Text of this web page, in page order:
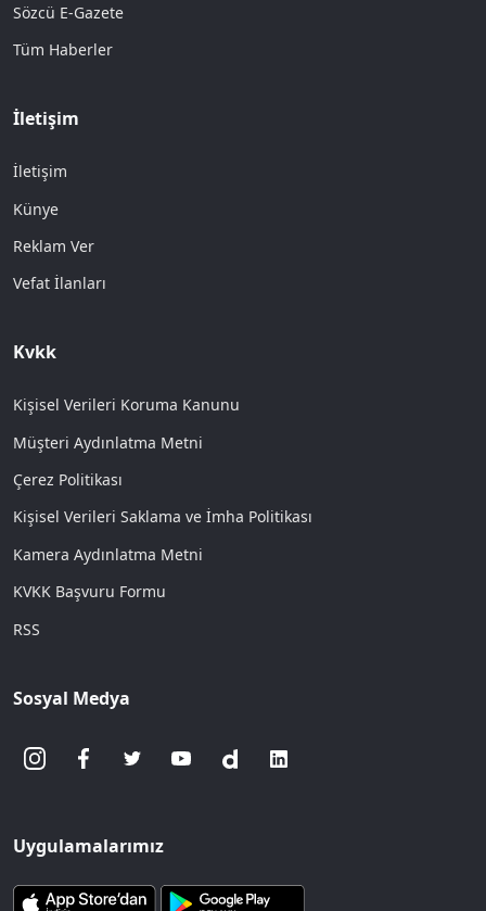
Sözcü E-Gazete
Tüm Haberler
İletişim
İletişim
Künye
Reklam Ver
Vefat İlanları
Kvkk
Kişisel Verileri Koruma Kanunu
Müşteri Aydınlatma Metni
Çerez Politikası
Kişisel Verileri Saklama ve İmha Politikası
Kamera Aydınlatma Metni
KVKK Başvuru Formu
RSS
Sosyal Medya
Uygulamalarımız